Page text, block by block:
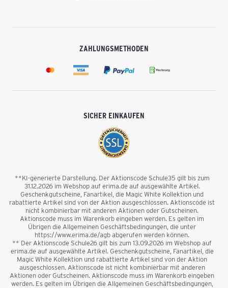
ZAHLUNGSMETHODEN
SICHER EINKAUFEN
**KI-generierte Darstellung. Der Aktionscode Schule35 gilt bis zum
31.12.2026 im Webshop auf erima.de auf ausgewählte Artikel.
Geschenkgutscheine, Fanartikel, die Magic White Kollektion und
rabattierte Artikel sind von der Aktion ausgeschlossen. Aktionscode ist
nicht kombinierbar mit anderen Aktionen oder Gutscheinen.
Aktionscode muss im Warenkorb eingeben werden. Es gelten im
Übrigen die Allgemeinen Geschäftsbedingungen, die unter
https://www.erima.de/agb abgerufen werden können.
** Der Aktionscode Schule26 gilt bis zum 13.09.2026 im Webshop auf
erima.de auf ausgewählte Artikel. Geschenkgutscheine, Fanartikel, die
Magic White Kollektion und rabattierte Artikel sind von der Aktion
ausgeschlossen. Aktionscode ist nicht kombinierbar mit anderen
Aktionen oder Gutscheinen. Aktionscode muss im Warenkorb eingeben
werden. Es gelten im Übrigen die Allgemeinen Geschäftsbedingungen,